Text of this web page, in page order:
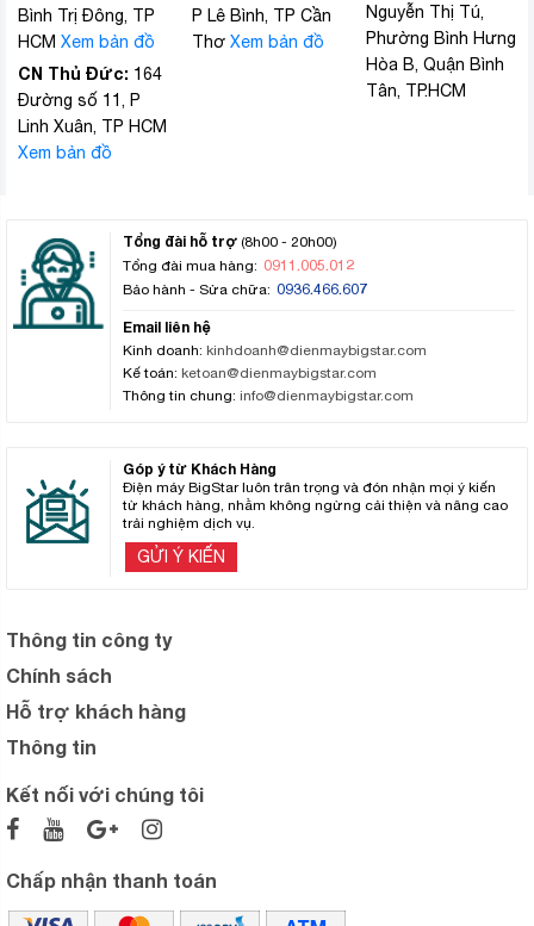
Bình Trị Đông, TP
HCM Xem bản đồ
CN Thủ Đức: 164
Đường số 11, P
Linh Xuân, TP HCM
Xem bản đồ
P Lê Bình, TP Cần
Thơ Xem bản đồ
Nguyễn Thị Tú,
Phường Bình Hưng
Hòa B, Quận Bình
Tân, TP.HCM
Tổng đài hỗ trợ (8h00 - 20h00)
Tổng đài mua hàng: 0911.005.012
Bảo hành - Sửa chữa: 0936.466.607
Email liên hệ
Kinh doanh: kinhdoanh@dienmaybigstar.com
Kế toán: ketoan@dienmaybigstar.com
Thông tin chung: info@dienmaybigstar.com
Góp ý từ Khách Hàng
Điện máy BigStar luôn trân trọng và đón nhận mọi ý kiến
từ khách hàng, nhằm không ngừng cải thiện và nâng cao
trải nghiệm dịch vụ.
GỬI Ý KIẾN
Thông tin công ty
Chính sách
Hỗ trợ khách hàng
Thông tin
Kết nối với chúng tôi
Chấp nhận thanh toán